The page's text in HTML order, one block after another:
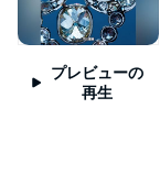
プレビューの
再生